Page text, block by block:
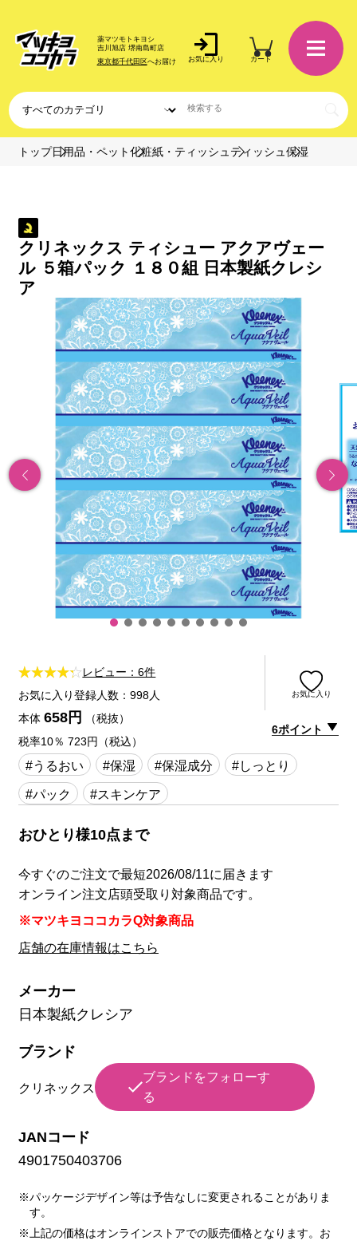
薬マツモトキヨシ
吉川旭店 堺南島町店
東京都千代田区へお届け お気に入り カート
トップ日用品・ペット 化粧紙・ティッシュ ティッシュ 保湿
クリネックス ティシュー アクアヴェー
ル ５箱パック １８０組 日本製紙クレシ
ア
レビュー：6件
お気に入り登録人数：998人
お気に入り
本体 658円
（税抜）
税率10％ 723円（税込）
6ポイント
#うるおい #保湿 #保湿成分
#しっとり
#パック
#スキンケア
おひとり様10点まで
今すぐのご注文で最短2026/08/11に届きます
オンライン注文店頭受取り対象商品です。
※マツキヨココカラQ対象商品
店舗の在庫情報はこちら
メーカー
日本製紙クレシア
ブランド
クリネックス
ブランドをフォローす
る
JANコード
4901750403706
※パッケージデザイン等は予告なしに変更されることがありま
す。
※上記の価格はオンラインストアでの販売価格となります。お